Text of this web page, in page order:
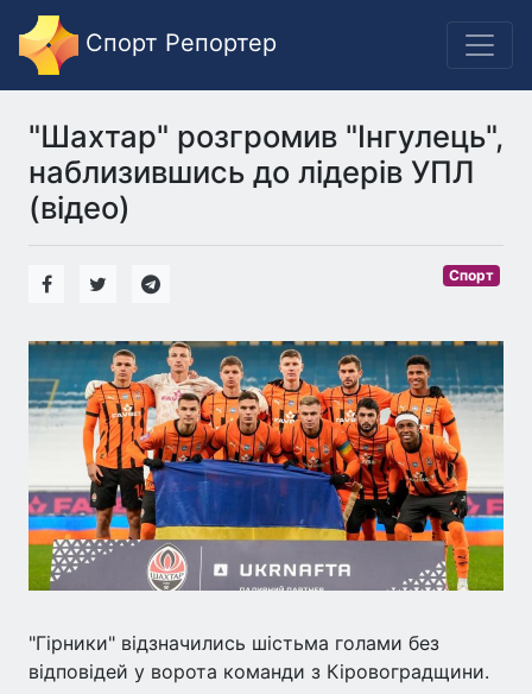
Спорт Репортер
"Шахтар" розгромив "Інгулець",
наблизившись до лідерів УПЛ
(відео)
Спорт
"Гірники" відзначились шістьма голами без
відповідей у ворота команди з Кіровоградщини.